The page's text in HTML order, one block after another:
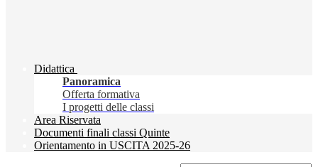
Didattica
Panoramica
Offerta formativa
I progetti delle classi
Area Riservata
Documenti finali classi Quinte
Orientamento in USCITA 2025-26